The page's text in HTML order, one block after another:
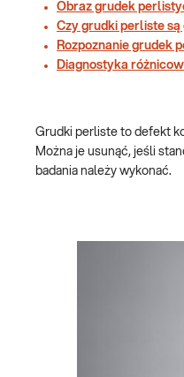
Obraz grudek
Czy grudki perliste są
Rozpoznanie grudek
Diagnostyka
Grudki perliste to defekt
Można je usunąć, jeśli
badania należy wykonać.